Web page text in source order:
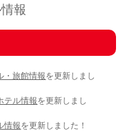
報
・旅館情報を更新しまし
テル情報を更新しまし
情報を更新しました！